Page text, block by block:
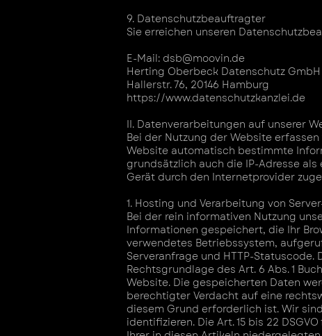
9. Datenschutzbeauftragter
Sie erreichen unseren
E-Mail: dsb@moovin.de
Herting Oberbeck Datenschutz GmbH
Hallerstr. 76, 20146 Hamburg
https://www.datenschutzkanzlei.de
II. Datenverarbeitungen auf unserer
Bei der Nutzung der Website
Website automatisch bestimmte
grundsätzlich auch die IP-Adresse
Gerät durch den Internetprovider
1. Hosting und Verarbeitung von
Bei der rein informativen Nutzung
Informationen gespeichert, die Ihr
verwendetes Betriebssystem,
Serveranfrage und HTTP-
Rechtsgrundlage des Art. 6 Abs. 1
Website. Die gespeicherten Daten
berechtigter Verdacht auf eine
diesem Grund erforderlich ist. Wir
identifizieren. Die Art. 15 bis 22